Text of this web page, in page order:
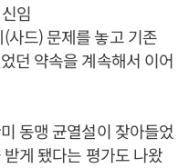
임
사드) 문제를 놓고 기존
던 약속을 계속해서 이어
동맹 균열설이 잦아들었
게 됐다는 평가도 나왔